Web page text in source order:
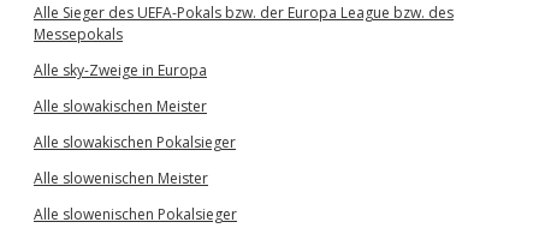
Alle Sieger des UEFA-Pokals bzw. der Europa League bzw. des
Messepokals
Alle sky-Zweige in Europa
Alle slowakischen Meister
Alle slowakischen Pokalsieger
Alle slowenischen Meister
Alle slowenischen Pokalsieger